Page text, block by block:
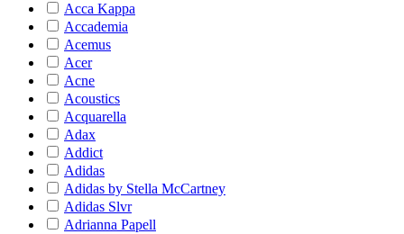
Acca Kappa
Accademia
Acemus
Acer
Acne
Acoustics
Acquarella
Adax
Addict
Adidas
Adidas by Stella McCartney
Adidas Slvr
Adrianna Papell